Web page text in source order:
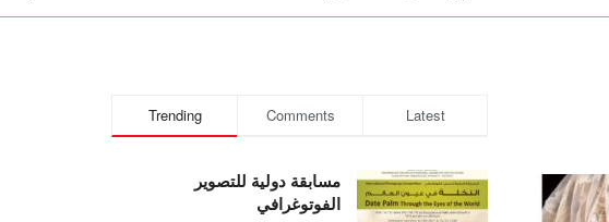
Trending Comments Latest
مسابقة دولية للتصوير
الفوتوغرافي